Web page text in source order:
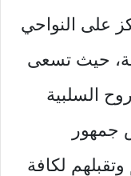
على النواحي
حيث تسعى
السلبية
جمهور
لكافة